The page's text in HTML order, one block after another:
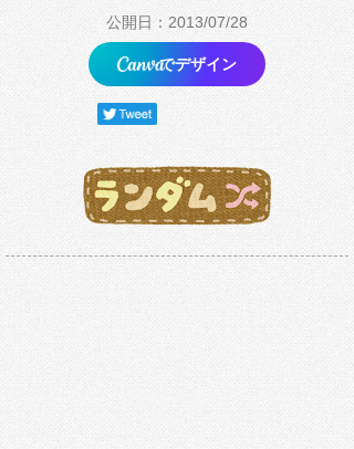
公開日：2013/07/28
でデザイン